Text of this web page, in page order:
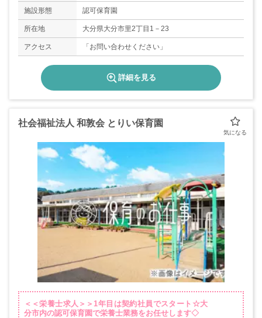
施設形態 認可保育園
所在地 大分県大分市里2丁目1－23
アクセス 「お問い合わせください」
詳細を見る
社会福祉法人 和敦会 とりい保育園
＜＜栄養士求人＞＞1年目は契約社員でスタート☆大
分市内の認可保育園で栄養士業務をお任せします◇